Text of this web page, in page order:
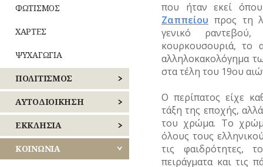
ΦΩΤΙΣΜΟΣ
ΧΑΡΤΕΣ
ΨΥΧΑΓΩΓΙΑ
ΠΟΛΙΤΙΣΜΟΣ
ΑΘΛΗΤΙΣΜΟΣ
ΓΛΥΠΤΙΚΗ
ΖΩΓΡΑΦΙΚΗ
ΑΥΤΟΔΙΟΙΚΗΣΗ
ΚΕΝΤΡΙΚΟΣ
ΤΟΜΕΑΣ
ΑΘΗΝΩΝ
ΕΚΚΛΗΣΙΑ
ΝΑΟΙ
–
ΚΟΙΝΩΝΙΑ
που ήταν εκεί
Ζαππείου προς τη
γενικό
κουρκουσουριά, το
αλληλοκακολόγημα
στα τέλη του 19ου
Ο περίπατος είχε
τάξη της εποχής,
του χρώμα. Το
όλους τους
τις φαιδρότητες,
πειράγματα και τις